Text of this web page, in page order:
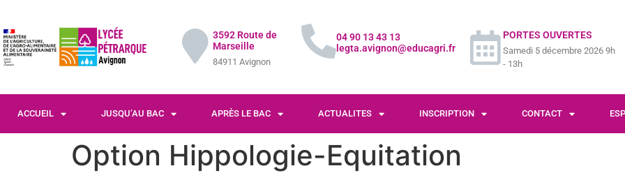
3592 Route de
Marseille
84911 Avignon
04 90 13 43 13
legta.avignon@educagri.fr
PORTES OUVERTES
Samedi 5 décembre 2026 9h
- 13h
ACCUEIL JUSQU’AU BAC APRÈS LE BAC ACTUALITES INSCRIPTION CONTACT
Option Hippologie-Equitation